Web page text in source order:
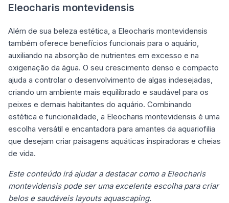
Eleocharis montevidensis
Além de sua beleza estética, a Eleocharis montevidensis
também oferece benefícios funcionais para o aquário,
auxiliando na absorção de nutrientes em excesso e na
oxigenação da água. O seu crescimento denso e compacto
ajuda a controlar o desenvolvimento de algas indesejadas,
criando um ambiente mais equilibrado e saudável para os
peixes e demais habitantes do aquário. Combinando
estética e funcionalidade, a Eleocharis montevidensis é uma
escolha versátil e encantadora para amantes da aquariofilia
que desejam criar paisagens aquáticas inspiradoras e cheias
de vida.
Este conteúdo irá ajudar a destacar como a Eleocharis
montevidensis pode ser uma excelente escolha para criar
belos e saudáveis layouts aquascaping.